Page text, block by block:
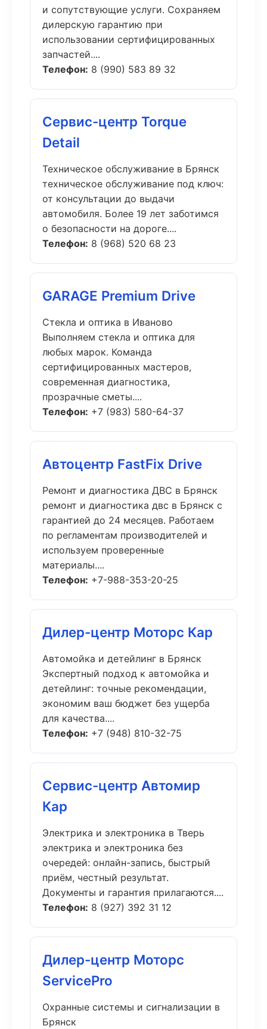
и сопутствующие услуги. Сохраняем
дилерскую гарантию при
использовании сертифицированных
запчастей....
Телефон: 8 (990) 583 89 32
Сервис-центр Torque
Detail
Техническое обслуживание в Брянск
техническое обслуживание под ключ:
от консультации до выдачи
автомобиля. Более 19 лет заботимся
о безопасности на дороге....
Телефон: 8 (968) 520 68 23
GARAGE Premium Drive
Стекла и оптика в Иваново
Выполняем стекла и оптика для
любых марок. Команда
сертифицированных мастеров,
современная диагностика,
прозрачные сметы....
Телефон: +7 (983) 580-64-37
Автоцентр FastFix Drive
Ремонт и диагностика ДВС в Брянск
ремонт и диагностика двс в Брянск с
гарантией до 24 месяцев. Работаем
по регламентам производителей и
используем проверенные
материалы....
Телефон: +7-988-353-20-25
Дилер-центр Моторс Кар
Автомойка и детейлинг в Брянск
Экспертный подход к автомойка и
детейлинг: точные рекомендации,
экономим ваш бюджет без ущерба
для качества....
Телефон: +7 (948) 810-32-75
Сервис-центр Автомир
Кар
Электрика и электроника в Тверь
электрика и электроника без
очередей: онлайн-запись, быстрый
приём, честный результат.
Документы и гарантия прилагаются....
Телефон: 8 (927) 392 31 12
Дилер-центр Моторс
ServicePro
Охранные системы и сигнализации в
Брянск